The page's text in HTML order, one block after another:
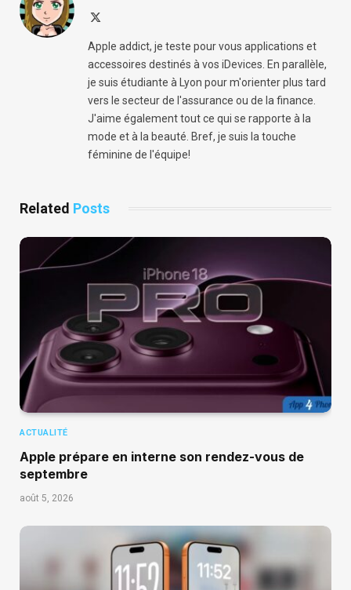
Apple addict, je teste pour vous applications et
accessoires destinés à vos iDevices. En parallèle,
je suis étudiante à Lyon pour m'orienter plus tard
vers le secteur de l'assurance ou de la finance.
J'aime également tout ce qui se rapporte à la
mode et à la beauté. Bref, je suis la touche
féminine de l'équipe!
Related Posts
ACTUALITÉ
Apple prépare en interne son rendez-vous de
septembre
août 5, 2026